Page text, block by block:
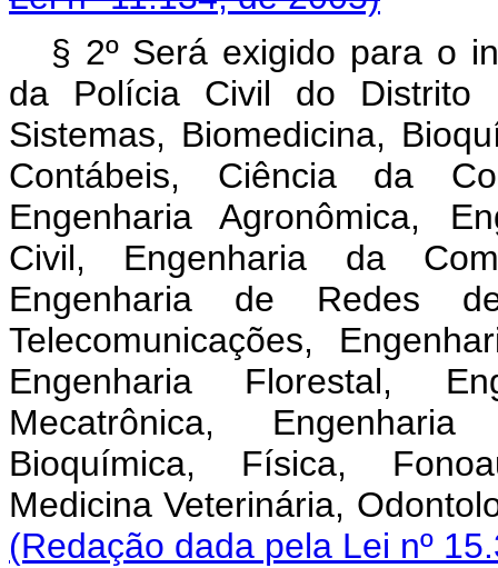
§ 2º Será exigido para o
da Polícia Civil do Distrito
Sistemas, Biomedicina,
Contábeis, Ciência da
Engenharia Agronômica,
Civil, Engenharia da
Engenharia de Redes
Telecomunicações,
Engenharia Florestal,
Mecatrônica,
Bioquímica, Física,
Medicina Veterinária,
(Redação dada pela Lei nº